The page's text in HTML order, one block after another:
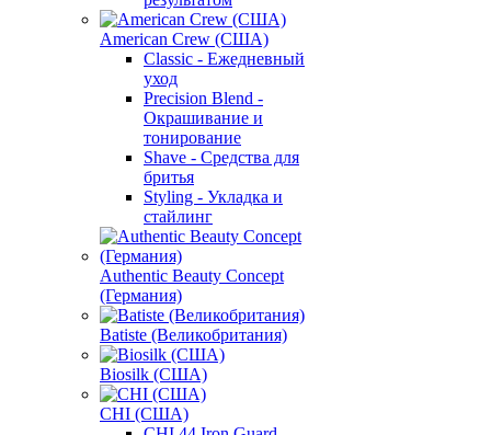
American Crew (США)
Classic - Ежедневный
уход
Precision Blend -
Окрашивание и
тонирование
Shave - Средства для
бритья
Styling - Укладка и
стайлинг
Authentic Beauty Concept
(Германия)
Batiste (Великобритания)
Biosilk (США)
CHI (США)